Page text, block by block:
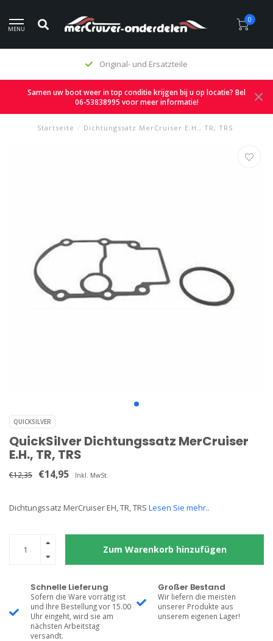
MENU
0
Original- und Ersatzteile
Samen uw boot weer in top conditie krijgen bij u op locatie? Bel
06-53838995 voor meer informatie!
Startseite / Dichtungssatz MerCruiser E.H., TR, TRS
QUICKSILVER
QuickSilver Dichtungssatz MerCruiser
E.H., TR, TRS
€12,35 €14,95 Inkl. MwSt.
Dichtungssatz MerCruiser EH, TR, TRS Lesen Sie mehr..
Zum Warenkorb hinzufügen
Schnelle Lieferung
Sofern die Ware vorrätig ist
und Ihre Bestellung vor 15.00
Uhr eingeht, wird sie am
nächsten Arbeitstag
versandt.
Großer Bestand
Wir liefern die meisten
unserer Produkte aus
unserem eigenen Lager!